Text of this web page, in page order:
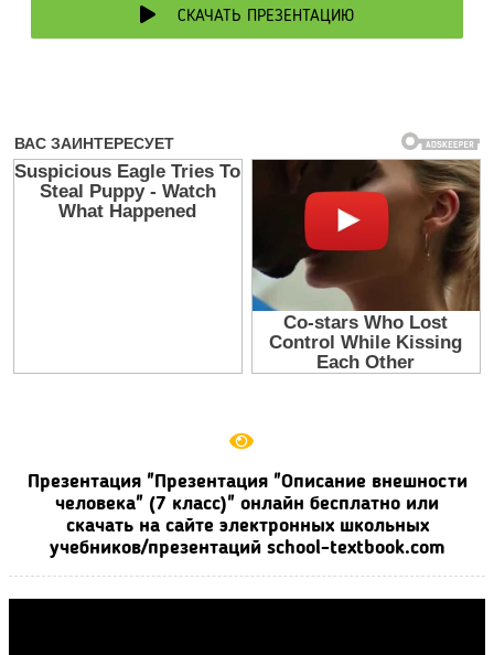
СКАЧАТЬ ПРЕЗЕНТАЦИЮ
Презентация "Презентация "Описание внешности
человека" (7 класс)" онлайн бесплатно или
скачать на сайте электронных школьных
учебников/презентаций school-textbook.com